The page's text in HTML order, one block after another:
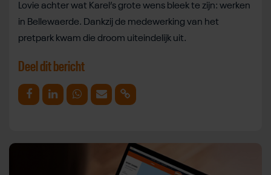
Lovie achter wat Karel’s grote wens bleek te zijn: werken
in Bellewaerde. Dankzij de medewerking van het
pretpark kwam die droom uiteindelijk uit.
Deel dit bericht
Deel op Facebook
Deel op LinkedinDeel op Whatsapp
Mail link Kopieer link